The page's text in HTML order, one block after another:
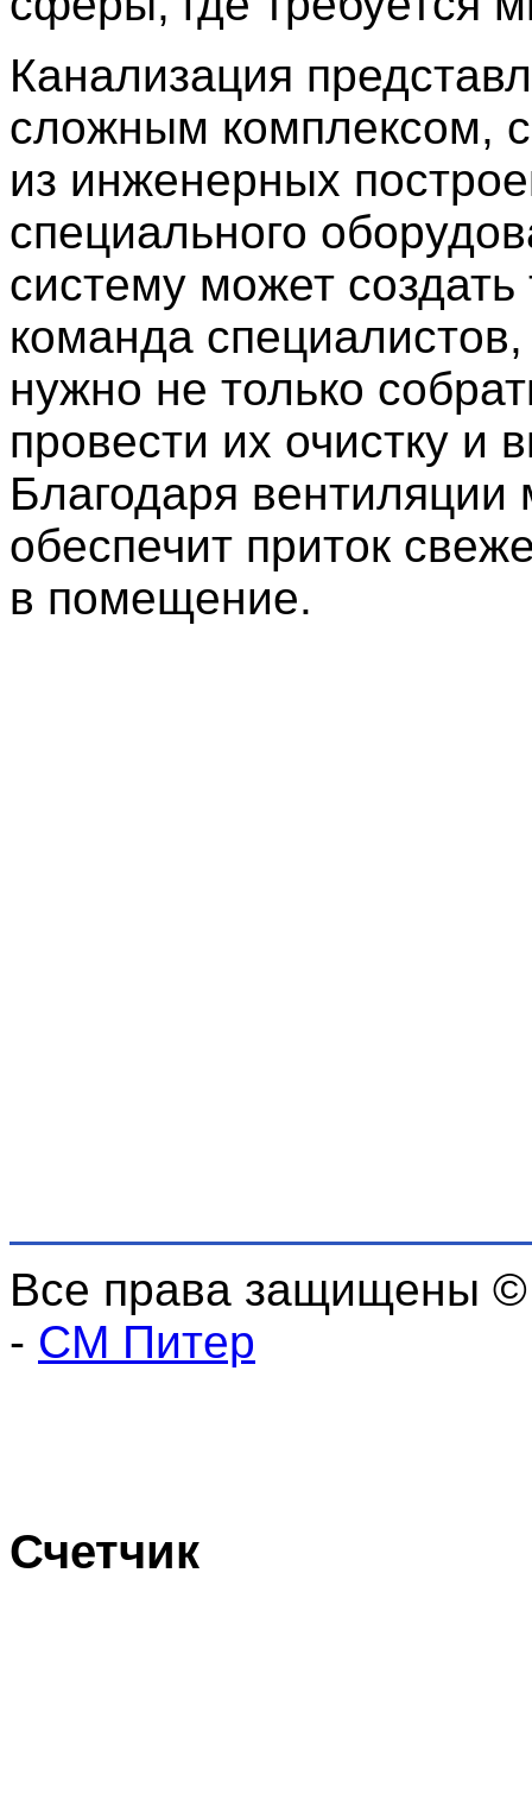
Канализация
сложным комплексом,
из инженерных
специального
систему может создать
команда специалистов,
нужно не только
провести их очистку и
Благодаря вентиляции
обеспечит приток
в помещение.
Все права защищены
- СМ Питер
Счетчик